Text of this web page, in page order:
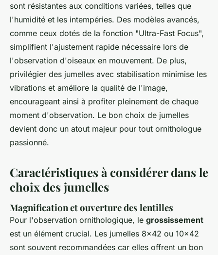
sont résistantes aux conditions variées, telles que
l'humidité et les intempéries. Des modèles avancés,
comme ceux dotés de la fonction "Ultra-Fast Focus",
simplifient l'ajustement rapide nécessaire lors de
l'observation d'oiseaux en mouvement. De plus,
privilégier des jumelles avec stabilisation minimise les
vibrations et améliore la qualité de l'image,
encourageant ainsi à profiter pleinement de chaque
moment d'observation. Le bon choix de jumelles
devient donc un atout majeur pour tout ornithologue
passionné.
Caractéristiques à considérer dans le
choix des jumelles
Magnification et ouverture des lentilles
Pour l'observation ornithologique, le grossissement
est un élément crucial. Les jumelles 8x42 ou 10x42
sont souvent recommandées car elles offrent un bon